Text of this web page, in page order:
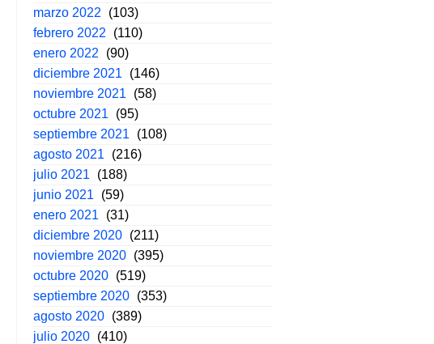
marzo 2022
(103)
febrero 2022
(110)
enero 2022
(90)
diciembre 2021
(146)
noviembre 2021
(58)
octubre 2021
(95)
septiembre 2021
(108)
agosto 2021
(216)
julio 2021
(188)
junio 2021
(59)
enero 2021
(31)
diciembre 2020 (211)
noviembre 2020 (395)
octubre 2020 (519)
septiembre 2020 (353)
agosto 2020 (389)
julio 2020 (410)